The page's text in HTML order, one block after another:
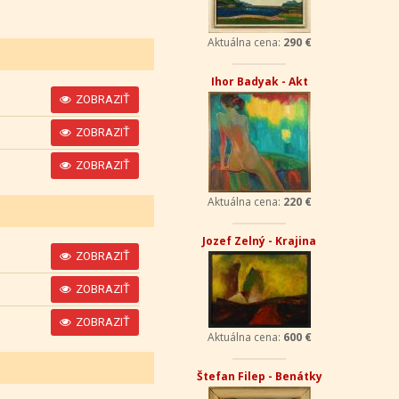
ZOBRAZIŤ
ZOBRAZIŤ
ZOBRAZIŤ
ZOBRAZIŤ
ZOBRAZIŤ
ZOBRAZIŤ
Aktuálna cena: 290 €
Ihor Badyak - Akt
Aktuálna cena: 220 €
Jozef Zelný - Krajina
Aktuálna cena: 600 €
Štefan Filep - Benátky